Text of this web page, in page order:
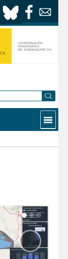
Contactar
›